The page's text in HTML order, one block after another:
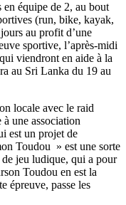
équipe de 2, au bout
(run, bike, kayak,
au profit d’une
sportive, l’après-midi
viendront en aide à la
au Sri Lanka du 19 au
locale avec le raid
une association
est un projet de
Toudou » est une sorte
jeu ludique, qui a pour
Toudou en est la
épreuve, passe les